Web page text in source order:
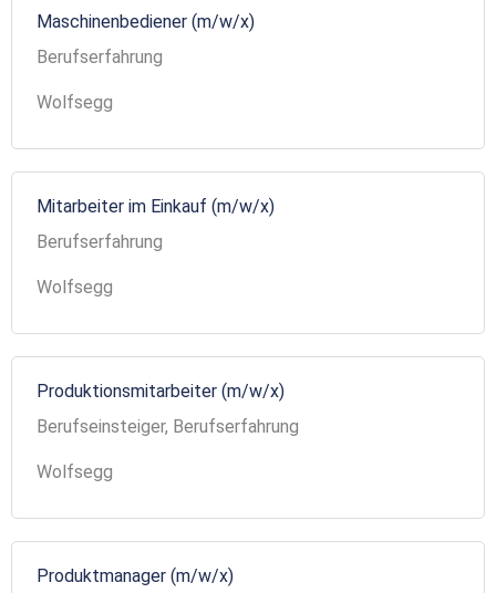
Maschinenbediener (m/w/x)
Berufserfahrung
Wolfsegg
Mitarbeiter im Einkauf (m/w/x)
Berufserfahrung
Wolfsegg
Produktionsmitarbeiter (m/w/x)
Berufseinsteiger, Berufserfahrung
Wolfsegg
Produktmanager (m/w/x)